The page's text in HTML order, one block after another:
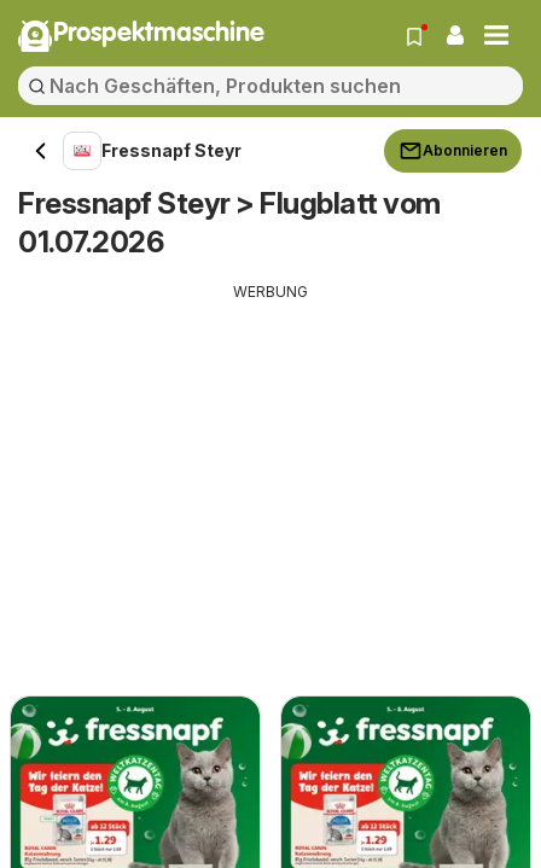
Prospektmaschine
Fressnapf Steyr Abonnieren
Fressnapf Steyr > Flugblatt vom
01.07.2026
WERBUNG